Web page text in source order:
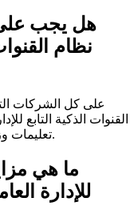
هل يجب
نظام
على كل الشركات
القنوات الذكية التابع
تعليمات وزارة الداخلية، بدءاً من تاريخ 1 مارس 2018.
ما هي
للإدارة